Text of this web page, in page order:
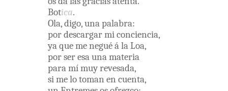
Botica.
Ola,digo,unapalabra:
pordescargarmiconciencia,
yaquemeneguéálaLoa,
porseresaunamateria
paramímuyrevesada,
simelotoman en cuenta,